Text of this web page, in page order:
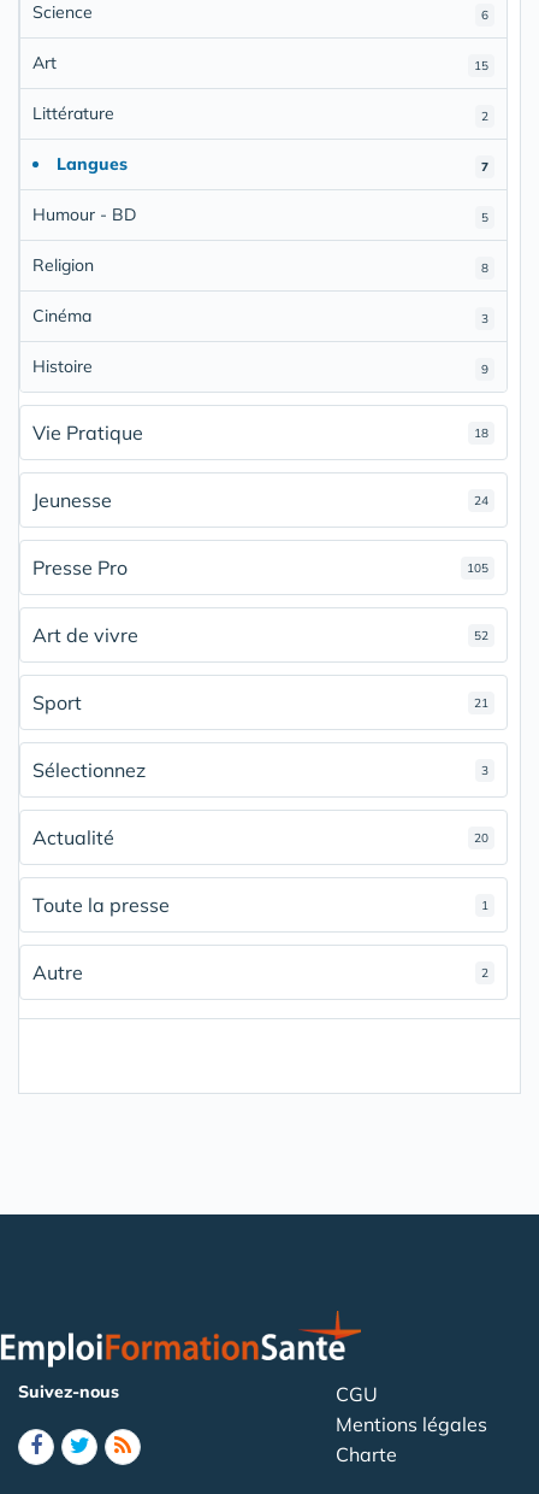
Science 6
Art 15
Littérature 2
Langues 7
Humour - BD 5
Religion 8
Cinéma 3
Histoire 9
Vie Pratique 18
Jeunesse 24
Presse Pro 105
Art de vivre 52
Sport 21
Sélectionnez 3
Actualité 20
Toute la presse 1
Autre 2
Suivez-nous
CGU
Mentions légales
Charte